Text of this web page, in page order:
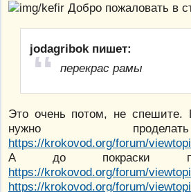
Добро пожаловать в
jodagribok пишет:
перекрас рамы
Это очень потом, не спешите.
нужно
https://krokovod.org/forum/
А до покраски
https://krokovod.org/forum/
https://krokovod.org/forum/